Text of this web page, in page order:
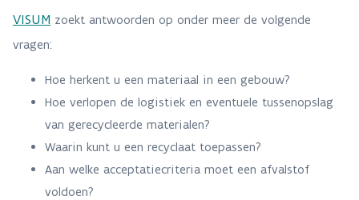
VISUM zoekt antwoorden op onder meer de volgende
vragen:
Hoe herkent u een materiaal in een gebouw?
Hoe verlopen de logistiek en eventuele tussenopslag
van gerecycleerde materialen?
Waarin kunt u een recyclaat toepassen?
Aan welke acceptatiecriteria moet een afvalstof
voldoen?